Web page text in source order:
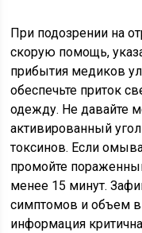
При подозрении на
скорую помощь,
прибытия медиков
обеспечьте приток
одежду. Не давайте
активированный
токсинов. Если
промойте
менее 15 минут.
симптомов и объем
информация